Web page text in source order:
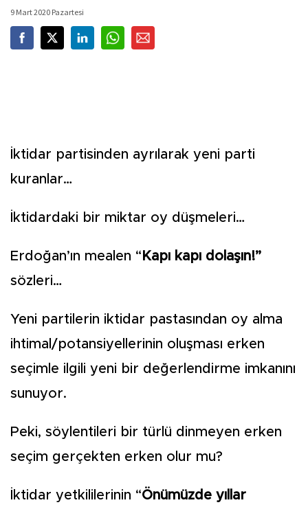
9 Mart 2020 Pazartesi
İktidar partisinden ayrılarak yeni parti
kuranlar…
İktidardaki bir miktar oy düşmeleri…
Erdoğan’ın mealen “ Kapı kapı dolaşın!”
sözleri…
Yeni partilerin iktidar pastasından oy alma
ihtimal/potansiyellerinin oluşması erken
seçimle ilgili yeni bir değerlendirme imkanını
sunuyor.
Peki, söylentileri bir türlü dinmeyen erken
seçim gerçekten erken olur mu?
İktidar yetkililerinin “Önümüzde yıllar